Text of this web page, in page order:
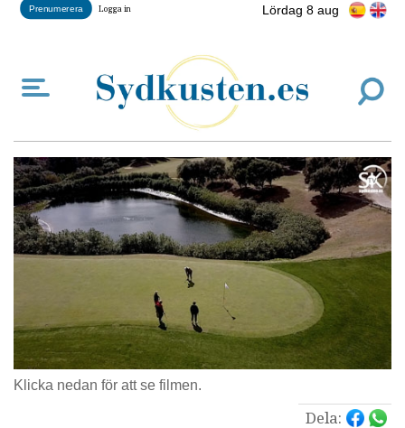
Lördag 8 aug
Prenumerera Logga in
Klicka nedan för att se filmen.
Dela: